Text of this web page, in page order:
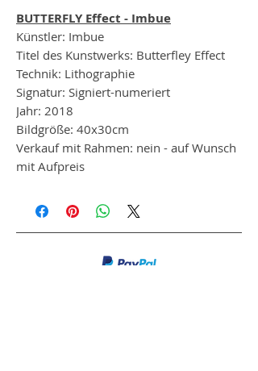
BUTTERFLY Effect - Imbue
Künstler: Imbue
Titel des Kunstwerks: Butterfley Effect
Technik: Lithographie
Signatur: Signiert-numeriert
Jahr: 2018
Bildgröße: 40x30cm
Verkauf mit Rahmen: nein - auf Wunsch
mit Aufpreis